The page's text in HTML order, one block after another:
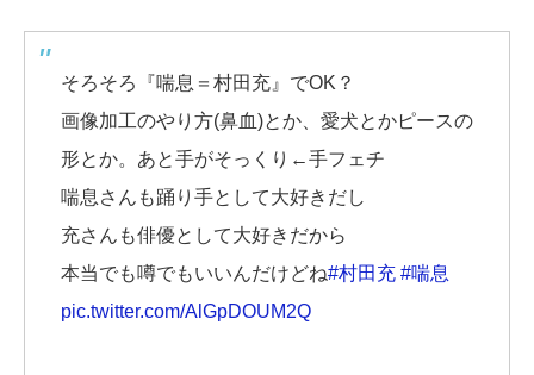
そろそろ『喘息＝村田充』でOK？
画像加工のやり方(鼻血)とか、愛犬とかピースの
形とか。あと手がそっくり←手フェチ
喘息さんも踊り手として大好きだし
充さんも俳優として大好きだから
本当でも噂でもいいんだけどね#村田充 #喘息
pic.twitter.com/AlGpDOUM2Q